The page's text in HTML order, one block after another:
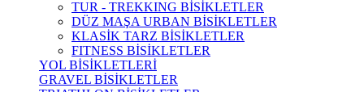
TUR - TREKKING BİSİKLETLER
DÜZ MAŞA URBAN BİSİKLETLER
KLASİK TARZ BİSİKLETLER
FITNESS BİSİKLETLER
YOL BİSİKLETLERİ
GRAVEL BİSİKLETLER